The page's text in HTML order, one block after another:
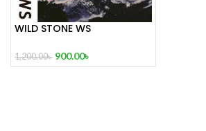
WILD STONE WS
1,200.00৳ 900.00৳